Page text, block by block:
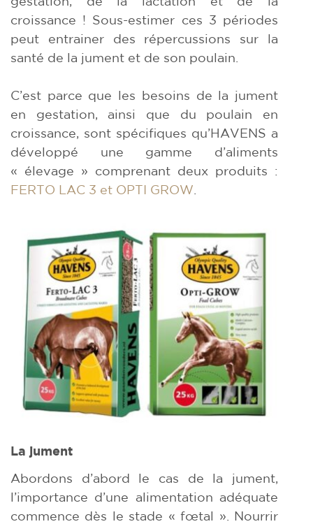
croissance ! Sous-estimer ces 3 périodes
peut entrainer des répercussions sur la
santé de la jument et de son poulain.
C’est parce que les besoins de la jument
en gestation, ainsi que du poulain en
croissance, sont spécifiques qu’HAVENS a
développé une gamme d’aliments
« élevage » comprenant deux produits :
FERTO LAC 3 et OPTI GROW
La jument
Abordons d’abord le cas de la jument,
l’importance d’une alimentation adéquate
commence dès le stade « fœtal ». Nourrir